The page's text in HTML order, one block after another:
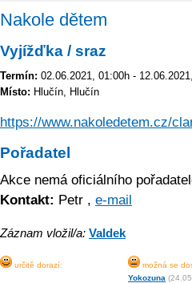
Nakole dětem
Vyjížďka / sraz
Termín: 02.06.2021, 01:00h -
Místo: Hlučín, Hlučín
https://www.nakoledetem.cz/
Pořadatel
Akce nemá oficiálního
Kontakt: Petr , e-mail
Záznam vložil/a: Valdek
určitě dorazí:
možná se
Yokozuna